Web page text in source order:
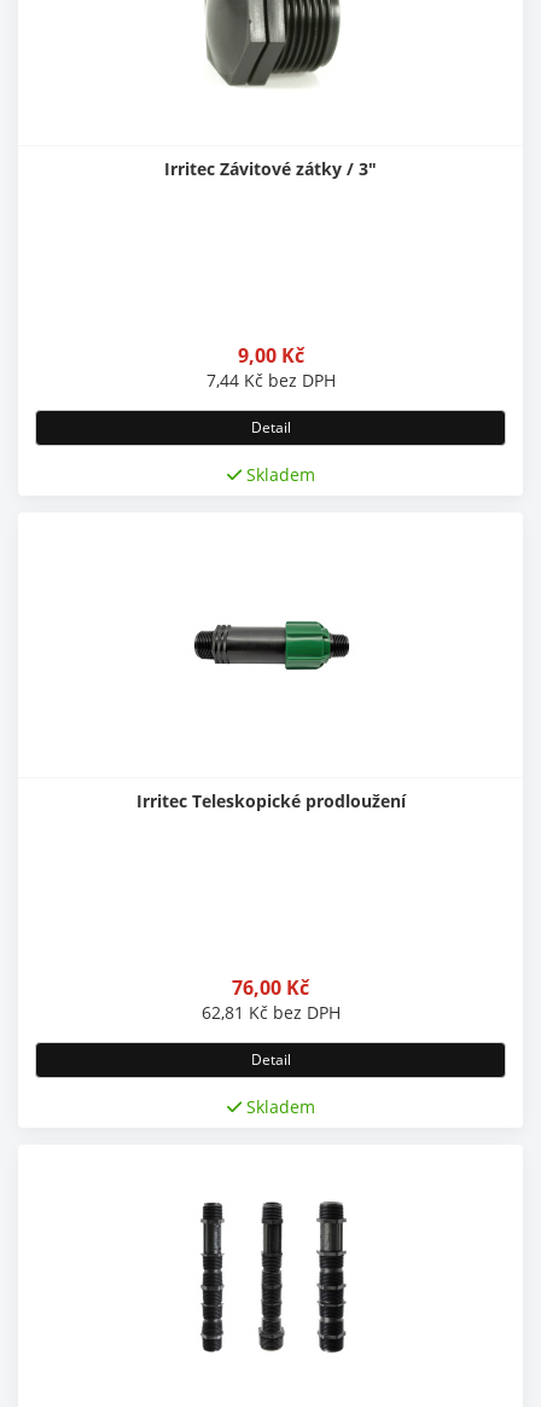
Irritec Závitové zátky / 3"
9,00 Kč
7,44 Kč bez DPH
Detail
Skladem
Irritec Teleskopické prodloužení
76,00 Kč
62,81 Kč bez DPH
Detail
Skladem